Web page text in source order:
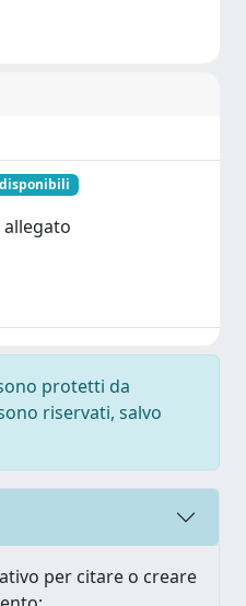
protetti da
riservati, salvo
per citare o creare